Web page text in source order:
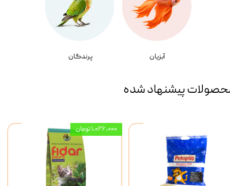
آبزیان پرندگان
پیشنهاد شده
۱,۰۲۶,۰۰۰ تومان